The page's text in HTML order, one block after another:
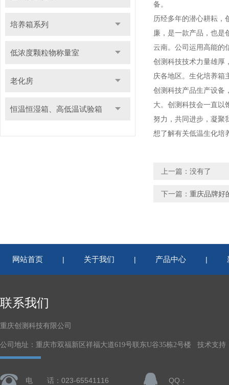
培养箱系列
低浓度颗粒物称量室
老化房
恒温恒湿箱、高低温试验箱
备。
历经多年的潜心耕耘，
廉，是一款产品，也是
云南。公司运用高能的
创测科技技术力量雄厚
庆各地区。生化培养箱
创测科技产品生产设备
大。创测科技会一直以
努力，共同进步，凝聚
想了解有关低温生化培
上一篇：没有了
下一篇： 重庆品牌好
网站首页 | 关于我们 | 产品中心 |
联系我们
重庆创测科技有限公司
公司地址：重庆市双福新区祥福大道619号联东U谷35栋2号楼 技术支持
电 话：023-65541116 QQ：